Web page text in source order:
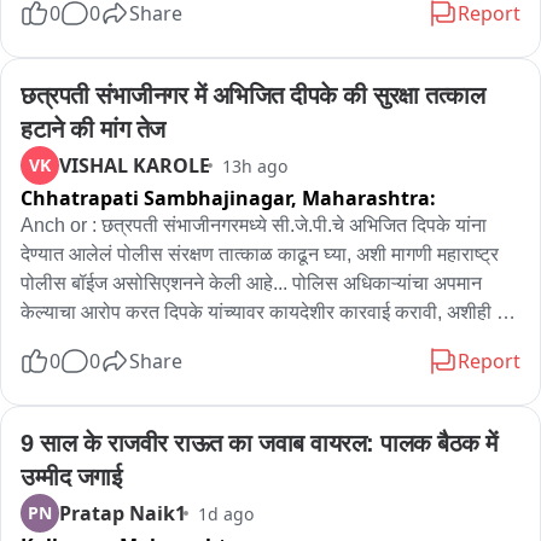
On cng bio गॅस
- मोदी है तो मुनकी नाही म्हणायची मात्र आता मोदी है तो भेसळ असं त्याचं
समीकरण झालं..
.
On उपवर्गीकरण आरक्षण विषय हायकोर्ट
- या सर्व समाजाला आश्वासन देऊन सगळ्यांना फसवलं आहे..विधानसभेत
2019 मध्ये फडणवीस सरकारने गायकवाड समितीचा रिपोर्ट आणून
विधानसभेची फजगत केली.त्यानंतर सुप्रीम कोर्टाने फटकारले आहे. या
समाजाला फसवण्याचं काम आणि आपसात लढायचं काम सुरू आहे...
त्यामुळेच जरांगे हाके संघर्षामध्ये येतात आणि समाजाला दिसला जात आहे.
आहे.0 0 Share Report
छत्रपती संभाजीनगर में अभिजित दीपके की सुरक्षा तत्काल
हटाने की मांग तेज
VK VISHAL KAROLE 13h ago
Chhatrapati Sambhajinagar, Maharashtra:
Anch or : छत्रपती संभाजीनगरमध्ये सी.जे.पी.चे अभिजित दिपके यांना
देण्यात आलेलं पोलीस संरक्षण तात्काळ काढून घ्या, अशी मागणी महाराष्ट्र
पोलीस बॉईज असोसिएशनने केली आहे... पोलिस अधिकाऱ्यांचा अपमान
केल्याचा आरोप करत दिपके यांच्यावर कायदेशीर कारवाई करावी, अशीही
PSI या घराबाहेर हाकलले होते.. दिपके यांचं पोलीस संरक्षण काढून घ्या,
असोसिएशनने दिलाय... त्यामुळे अभिजित दिपके यांच्याविरोधातील हा वाद
आता अधिक चिघळण्याची शक्यता आहे...
0 0 Share Report
9 साल के राजवीर राऊत का जवाब वायरल: पालक बैठक में
उम्मीद जगाई
PN Pratap Naik1 1d ago